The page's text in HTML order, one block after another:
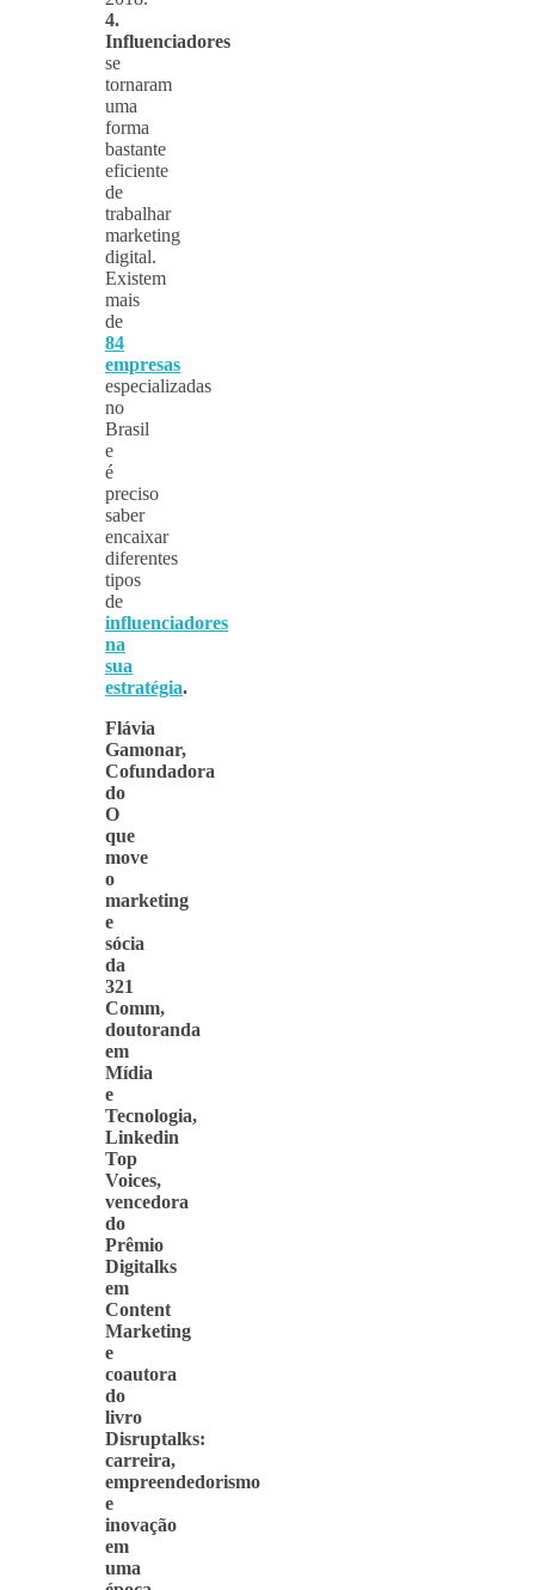
4.
Influenciadores
se
tornaram
uma
forma
bastante
eficiente
de
trabalhar
marketing
digital.
Existem
mais
de
84
empresas
especializadas
no
Brasil
e
é
preciso
saber
encaixar
diferentes
tipos
de
influenciadores
na
sua
estratégia.
Flávia
Gamonar,
Cofundadora
do
O
que
move
o
marketing
e
sócia
da
321
Comm,
doutoranda
em
Mídia
e
Tecnologia,
Linkedin
Top
Voices,
vencedora
do
Prêmio
Digitalks
em
Content
Marketing
e
coautora
do
livro
Disruptalks:
carreira,
empreendedorismo
e
inovação
em
uma